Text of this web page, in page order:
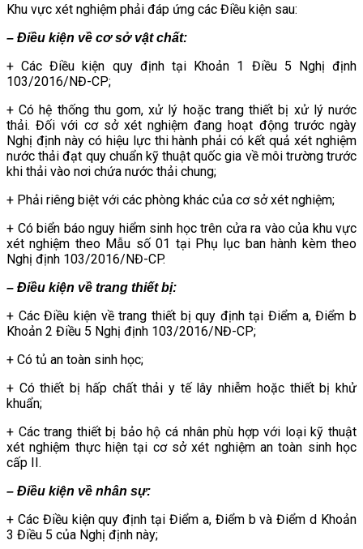
Khu vực xét nghiệm phải đáp ứng các Điều kiện sau:
– Điều kiện về cơ sở vật chất:
+ Các Điều kiện quy định tại Khoản 1 Điều 5 Nghị định
103/2016/NĐ-CP;
+ Có hệ thống thu gom, xử lý hoặc trang thiết bị xử lý nước
thải. Đối với cơ sở xét nghiệm đang hoạt động trước ngày
Nghị định này có hiệu lực thi hành phải có kết quả xét nghiệm
nước thải đạt quy chuẩn kỹ thuật quốc gia về môi trường trước
khi thải vào nơi chứa nước thải chung;
+ Phải riêng biệt với các phòng khác của cơ sở xét nghiệm;
+ Có biển báo nguy hiểm sinh học trên cửa ra vào của khu vực
xét nghiệm theo Mẫu số 01 tại Phụ lục ban hành kèm theo
Nghị định 103/2016/NĐ-CP.
– Điều kiện về trang thiết bị:
+ Các Điều kiện về trang thiết bị quy định tại Điểm a, Điểm b
Khoản 2 Điều 5 Nghị định 103/2016/NĐ-CP;
+ Có tủ an toàn sinh học;
+ Có thiết bị hấp chất thải y tế lây nhiễm hoặc thiết bị khử
khuẩn;
+ Các trang thiết bị bảo hộ cá nhân phù hợp với loại kỹ thuật
xét nghiệm thực hiện tại cơ sở xét nghiệm an toàn sinh học
cấp II.
– Điều kiện về nhân sự:
+ Các Điều kiện quy định tại Điểm a, Điểm b và Điểm d Khoản
3 Điều 5 của Nghị định này;